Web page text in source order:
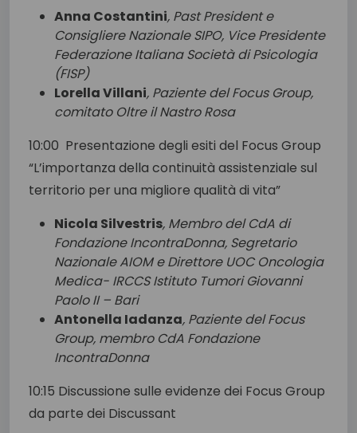
Anna Costantini, Past President e
Consigliere Nazionale SIPO, Vice Presidente
Federazione Italiana Società di Psicologia
(FISP)
Lorella Villani, Paziente del Focus Group,
comitato Oltre il Nastro Rosa
10:00 Presentazione degli esiti del Focus Group
“L’importanza della continuità assistenziale sul
territorio per una migliore qualità di vita”
Nicola Silvestris, Membro del CdA di
Fondazione IncontraDonna, Segretario
Nazionale AIOM e Direttore UOC Oncologia
Medica- IRCCS Istituto Tumori Giovanni
Paolo II – Bari
Antonella Iadanza, Paziente del Focus
Group, membro CdA Fondazione
IncontraDonna
10:15 Discussione sulle evidenze dei Focus Group
da parte dei Discussant